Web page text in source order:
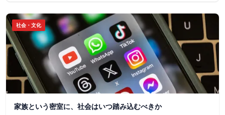
社会・文化
家族という密室に、社会はいつ踏み込むべきか